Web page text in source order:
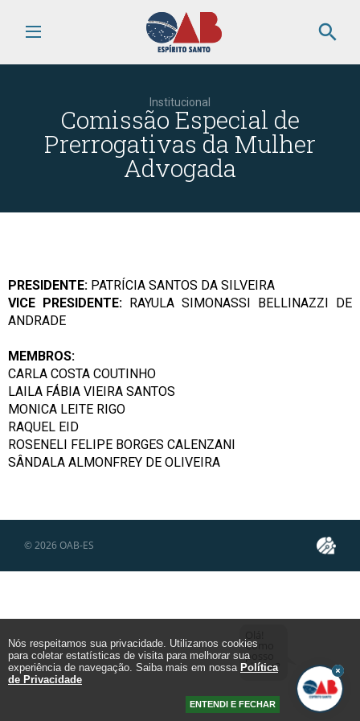
search
Institucional
Comissão Especial de
Prerrogativas da Mulher
Advogada
PRESIDENTE: PATRÍCIA SANTOS DA SILVEIRA
VICE PRESIDENTE: RAYULA SIMONASSI BELLINAZZI DE
ANDRADE
MEMBROS:
CARLA COSTA COUTINHO
LAILA FÁBIA VIEIRA SANTOS
MONICA LEITE RIGO
RAQUEL EID
ROSENELI FELIPE BORGES CALENZANI
SÂNDALA ALMONFREY DE OLIVEIRA
© 2026OAB-ES
Nós respeitamos sua privacidade. Utilizamos cookies
para coletar estatísticas de visita para melhorar sua
experiência de navegação. Saiba mais em nossa Política
de Privacidade
ENTENDI E FECHAR
Como
posso
ajudar?